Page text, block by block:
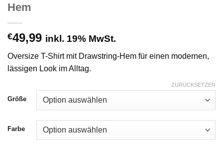
Hem
€49,99 inkl. 19% MwSt.
Oversize T-Shirt mit Drawstring-Hem für einen modernen,
lässigen Look im Alltag.
Größe
Farbe
ZURÜCKSETZEN